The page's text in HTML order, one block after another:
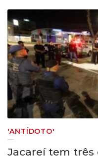
'ANTÍDOTO'
Jacareí tem